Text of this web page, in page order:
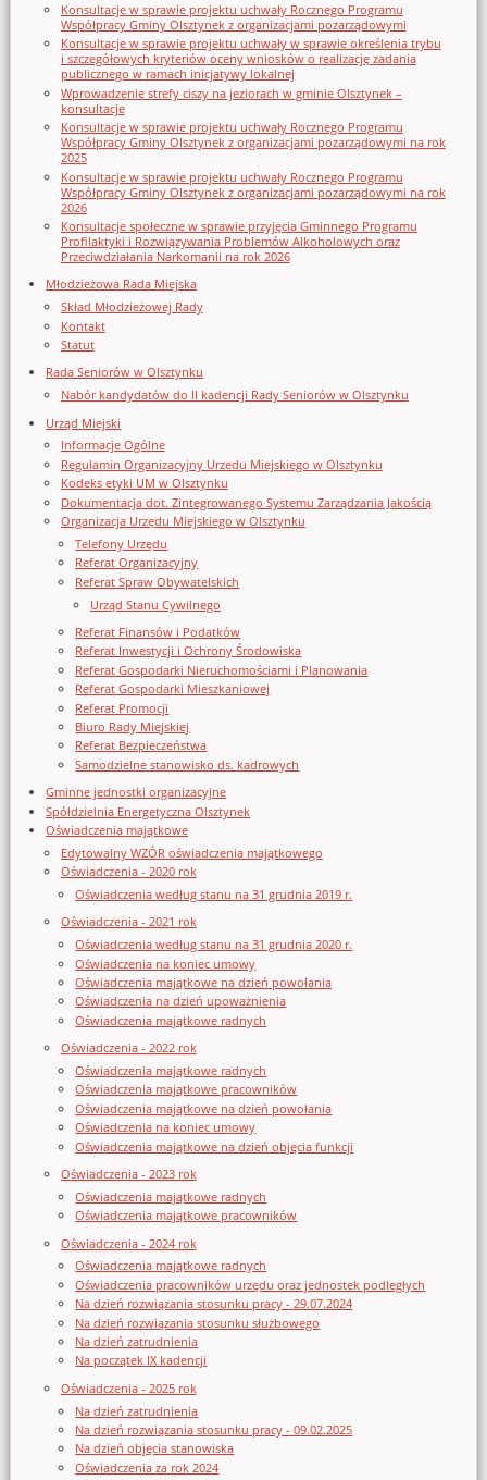
Konsultacje w sprawie projektu uchwały Rocznego Programu
Współpracy Gminy Olsztynek z organizacjami pozarządowymi
Konsultacje w sprawie projektu uchwały w sprawie określenia trybu
i szczegółowych kryteriów oceny wniosków o realizację zadania
publicznego w ramach inicjatywy lokalnej
Wprowadzenie strefy ciszy na jeziorach w gminie Olsztynek –
konsultacje
Konsultacje w sprawie projektu uchwały Rocznego Programu
Współpracy Gminy Olsztynek z organizacjami pozarządowymi na rok
2025
Konsultacje w sprawie projektu uchwały Rocznego Programu
Współpracy Gminy Olsztynek z organizacjami pozarządowymi na rok
2026
Konsultacje społeczne w sprawie przyjęcia Gminnego Programu
Profilaktyki i Rozwiązywania Problemów Alkoholowych oraz
Przeciwdziałania Narkomanii na rok 2026
Młodzieżowa Rada Miejska
Skład Młodzieżowej Rady
Kontakt
Statut
Rada Seniorów w Olsztynku
Nabór kandydatów do II kadencji Rady Seniorów w Olsztynku
Urząd Miejski
Informacje Ogólne
Regulamin Organizacyjny Urzedu Miejskiego w Olsztynku
Kodeks etyki UM w Olsztynku
Dokumentacja dot. Zintegrowanego Systemu Zarządzania Jakością
Organizacja Urzędu Miejskiego w Olsztynku
Telefony Urzędu
Referat Organizacyjny
Referat Spraw Obywatelskich
Urząd Stanu Cywilnego
Referat Finansów i Podatków
Referat Inwestycji i Ochrony Środowiska
Referat Gospodarki Nieruchomościami i Planowania
Referat Gospodarki Mieszkaniowej
Referat Promocji
Biuro Rady Miejskiej
Referat Bezpieczeństwa
Samodzielne stanowisko ds. kadrowych
Gminne jednostki organizacyjne
Spółdzielnia Energetyczna Olsztynek
Oświadczenia majątkowe
Edytowalny WZÓR oświadczenia majątkowego
Oświadczenia - 2020 rok
Oświadczenia według stanu na 31 grudnia 2019 r.
Oświadczenia - 2021 rok
Oświadczenia według stanu na 31 grudnia 2020 r.
Oświadczenia na koniec umowy
Oświadczenia majątkowe na dzień powołania
Oświadczenia na dzień upoważnienia
Oświadczenia majątkowe radnych
Oświadczenia - 2022 rok
Oświadczenia majątkowe radnych
Oświadczenia majątkowe pracowników
Oświadczenia majątkowe na dzień powołania
Oświadczenia na koniec umowy
Oświadczenia majątkowe na dzień objęcia funkcji
Oświadczenia - 2023 rok
Oświadczenia majątkowe radnych
Oświadczenia majątkowe pracowników
Oświadczenia - 2024 rok
Oświadczenia majątkowe radnych
Oświadczenia pracowników urzędu oraz jednostek podległych
Na dzień rozwiązania stosunku pracy - 29.07.2024
Na dzień rozwiązania stosunku służbowego
Na dzień zatrudnienia
Na początek IX kadencji
Oświadczenia - 2025 rok
Na dzień zatrudnienia
Na dzień rozwiązania stosunku pracy - 09.02.2025
Na dzień objęcia stanowiska
Oświadczenia za rok 2024